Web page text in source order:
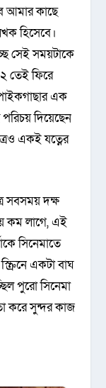
আমার কাছে
হিসেবে।
সেই সময়টাকে
তেই ফিরে
এক
পরিচয় দিয়েছেন
একই যত্নের
সবসময় দক্ষ
কম লাগে, এই
সিনেমাতে
একটা বাঘ
পুরো সিনেমা
করে সুন্দর কাজ